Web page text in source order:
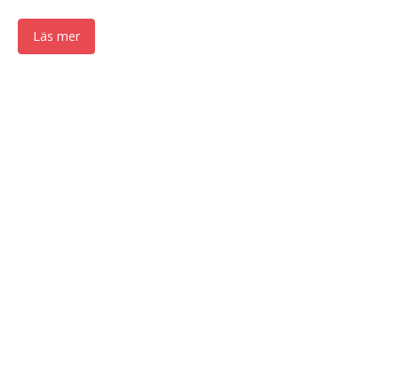
Läs mer